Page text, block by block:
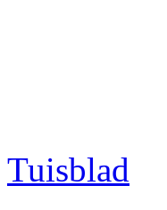
Tuisblad